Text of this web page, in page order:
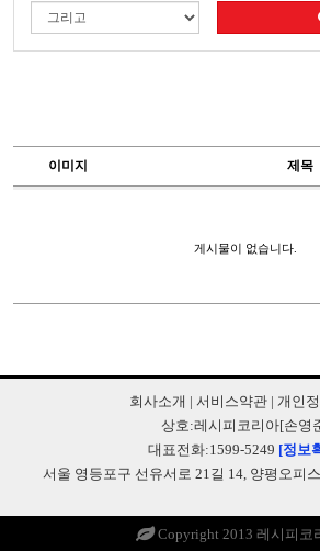
이미지 제목
게시물이 없습니다.
회사소개 | 서비스약관| 개인
상호:레시피코리아[손영
대표전화:1599-5249 [정보
서울 영등포구 선유서로 21길 14, 양평오피스
Copyright 2013 레시피코